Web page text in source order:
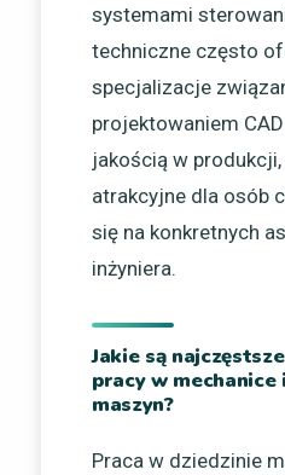
systemami
techniczne często
specjalizacje
projektowaniem
jakością w
atrakcyjne dla osób
się na konkretnych
inżyniera.
Jakie są
pracy w mechanice
maszyn?
Praca w dziedzinie